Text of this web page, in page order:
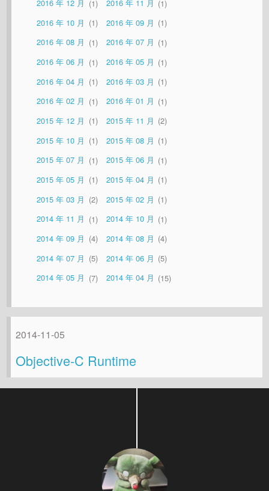
2016 年 12 月
1 2016 年 11 月
1
2016 年 10 月
1 2016 年 09 月
1
2016 年 08 月
1 2016 年 07 月
1
2016 年 06 月
1 2016 年 05 月
1
2016 年 04 月
1 2016 年 03 月
1
2016 年 02 月
1 2016 年 01 月
1
2015 年 12 月
1 2015 年 11 月
2
2015 年 10 月
1 2015 年 08 月
1
2015 年 07 月
1 2015 年 06 月
1
2015 年 05 月
1 2015 年 04 月
1
2015 年 03 月
2 2015 年 02 月
1
2014 年 11 月
1 2014 年 10 月
1
2014 年 09 月
4 2014 年 08 月
4
2014 年 07 月
5 2014 年 06 月
5
2014 年 05 月
7 2014 年 04 月 15
2014-11-05
Objective-C Runtime